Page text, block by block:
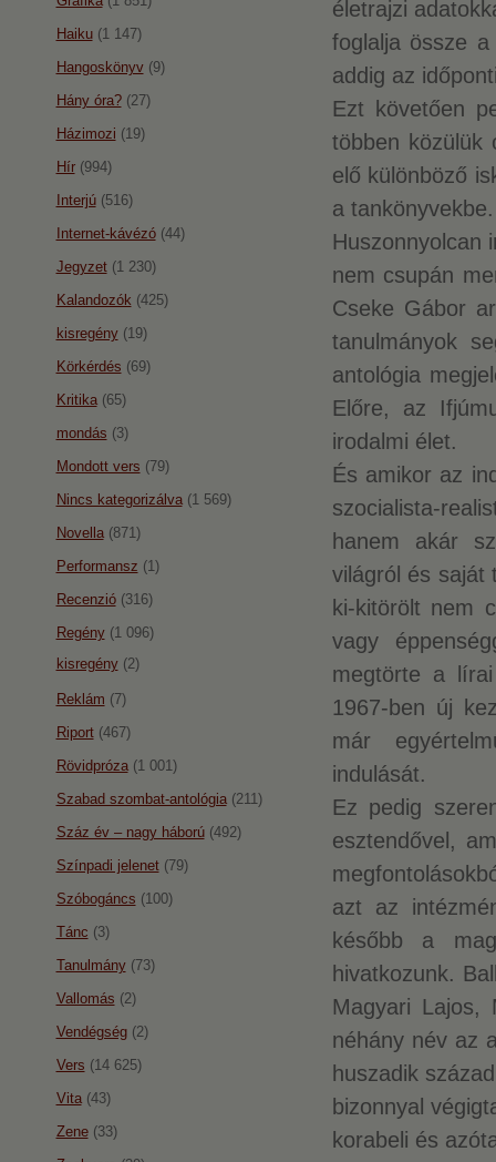
életrajzi
foglalja össze
addig az
Ezt követően
többen közülük
elő különböző
a tankönyvekbe.
Huszonnyolcan
nem csupán
Cseke Gábor
tanulmányok
antológia
Előre, az
irodalmi élet.
És amikor az
szocialista-
hanem akár
világról és saját
ki-kitörölt nem
vagy
megtörte a
1967-ben új
már
indulását.
Ez pedig
esztendővel,
azt az
később a
hivatkozunk.
Magyari Lajos,
néhány név az
huszadik
bizonnyal
korabeli és
Haiku(1 147)
Hangoskönyv(9)
Hány óra?(27)
Házimozi (19)
Hír(994)
Interjú(516)
Internet-kávézó(44)
Jegyzet(1 230)
Kalandozók (425)
kisregény(19)
Körkérdés (69)
Kritika(65)
mondás (3)
Mondott vers (79)
Nincs kategorizálva(1 569)
Novella(871)
Performansz (1)
Recenzió(316)
Regény(1 096)
kisregény(2)
Reklám (7)
Riport(467)
Rövidpróza(1 001)
Szabad szombat-antológia(211)
Száz év – nagy háború(492)
Színpadi jelenet(79)
Szóbogáncs (100)
Tánc (3)
Tanulmány(73)
Vallomás (2)
Vendégség(2)
Vers (14 625)
Vita(43)
Zene(33)